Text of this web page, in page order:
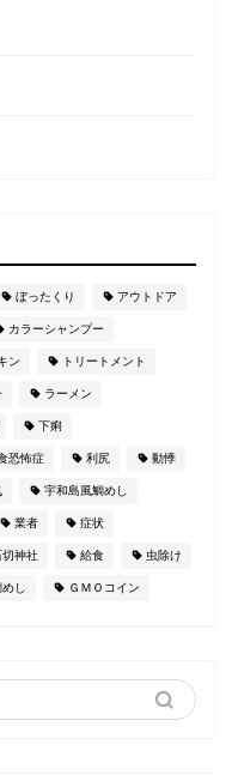
ぼったくり アウトドア
カラーシャンプー
ン トリートメント
ラーメン
下痢
恐怖症 利尻 動悸
宇和島風鯛めし
業者 症状
切神社 給食 虫除け
し ＧＭＯコイン